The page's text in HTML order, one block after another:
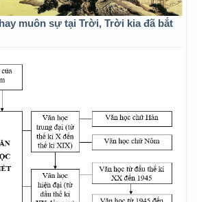
muôn sự tại Trời, Trời kia đã bắt